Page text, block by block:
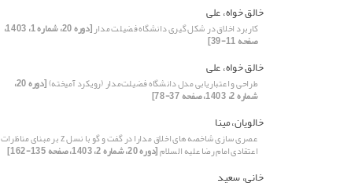
خالق خواه، علی
کاربرد اخلاق در شکل گیری دانشگاه فضیلت مدار [دوره 20، شماره 1، 1403،
صفحه 11-39]
خالق خواه، علی
طراحی و اعتباریابی مدل دانشگاه‌ فضیلت‌مدار (رویکرد آمیخته) [دوره 20،
شماره 2، 1403، صفحه 37-78]
خالویان، مینا
عصری سازی شاخصه های اخلاق مدارا در گفت و گو با نسل z بر مبنای مناظرات
اعتقادی امام رضا علیه السلام[دوره 20، شماره 2، 1403، صفحه 135-162]
خانی، سعید